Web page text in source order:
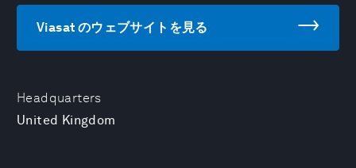
Headquarters
United Kingdom
Viasat のウェブサイトを見る